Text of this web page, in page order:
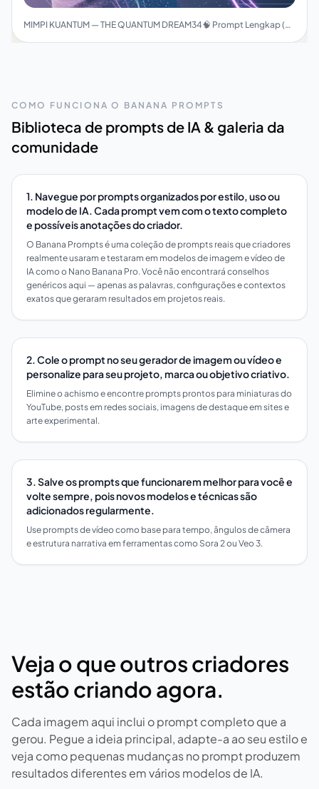
MIMPI KUANTUM — THE QUANTUM DREAM34🧠 Prompt Lengkap (Final Version)
COMO FUNCIONA O BANANA PROMPTS
Biblioteca de prompts de IA & galeria da
comunidade
1. Navegue por prompts organizados por estilo, uso ou
modelo de IA. Cada prompt vem com o texto completo
e possíveis anotações do criador.
O Banana Prompts é uma coleção de prompts reais que criadores
realmente usaram e testaram em modelos de imagem e vídeo de
IA como o Nano Banana Pro. Você não encontrará conselhos
genéricos aqui — apenas as palavras, configurações e contextos
exatos que geraram resultados em projetos reais.
2. Cole o prompt no seu gerador de imagem ou vídeo e
personalize para seu projeto, marca ou objetivo criativo.
Elimine o achismo e encontre prompts prontos para miniaturas do
YouTube, posts em redes sociais, imagens de destaque em sites e
arte experimental.
3. Salve os prompts que funcionarem melhor para você e
volte sempre, pois novos modelos e técnicas são
adicionados regularmente.
Use prompts de vídeo como base para tempo, ângulos de câmera
e estrutura narrativa em ferramentas como Sora 2 ou Veo 3.
Veja o que outros criadores
estão criando agora.
Cada imagem aqui inclui o prompt completo que a
gerou. Pegue a ideia principal, adapte-a ao seu estilo e
veja como pequenas mudanças no prompt produzem
resultados diferentes em vários modelos de IA.